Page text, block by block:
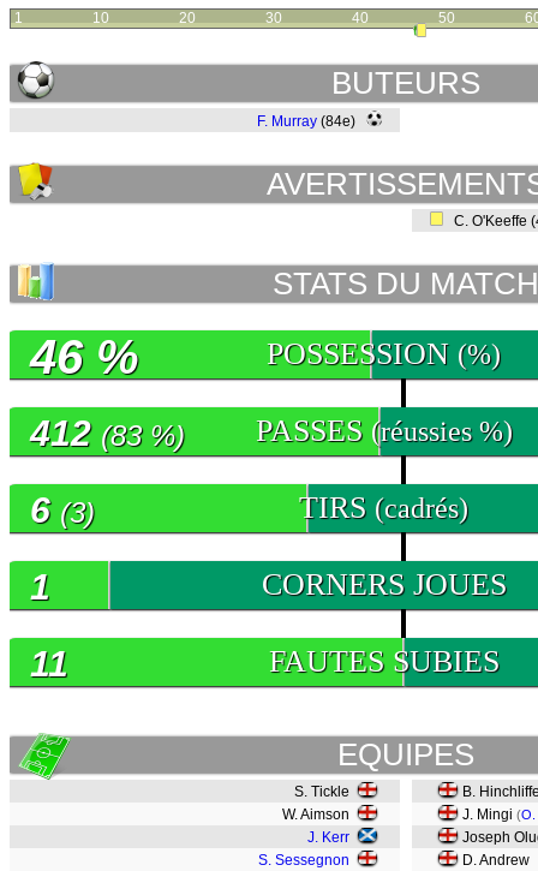
1 10 20 30 40 50
BUTEURS
F. Murray (84e)
C. O'Keeffe
STATS DU MATCH
POSSESSION (%)
46 %
PASSES (réussies %)
412 (83 %)
TIRS (cadrés)
6 (3)
CORNERS JOUES
1
FAUTES SUBIES
11
EQUIPES
S. Tickle
W. Aimson
J. Kerr
S. Sessegnon
B.
J. Mingi (O.
Joseph
D. Andrew